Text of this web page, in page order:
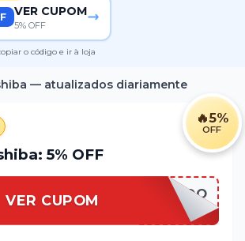
VER CUPOM
5% OFF
o código e ir à loja
— atualizados diariamente
🔥5%
OFF
5% OFF
VER CUPOMSEJABEMVINDO